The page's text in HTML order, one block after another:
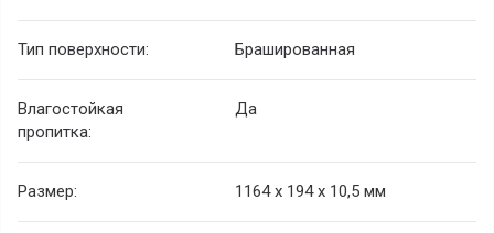
Тип поверхности: Брашированная
Влагостойкая
пропитка:
Да
Размер: 1164 х 194 х 10,5 мм